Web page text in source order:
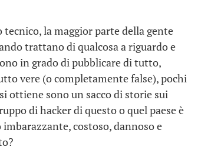
la maggior parte della gente
trattano di qualcosa a riguardo e
in grado di pubblicare di tutto,
vere (o completamente false), pochi
ottiene sono un sacco di storie sui
di hacker di questo o quel paese è
costoso, dannoso e